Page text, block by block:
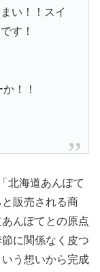
い！！スイ
す！
！！
北海道あんぽて
販売される商
んぽてとの原点
に関係なく皮つ
う想いから完成